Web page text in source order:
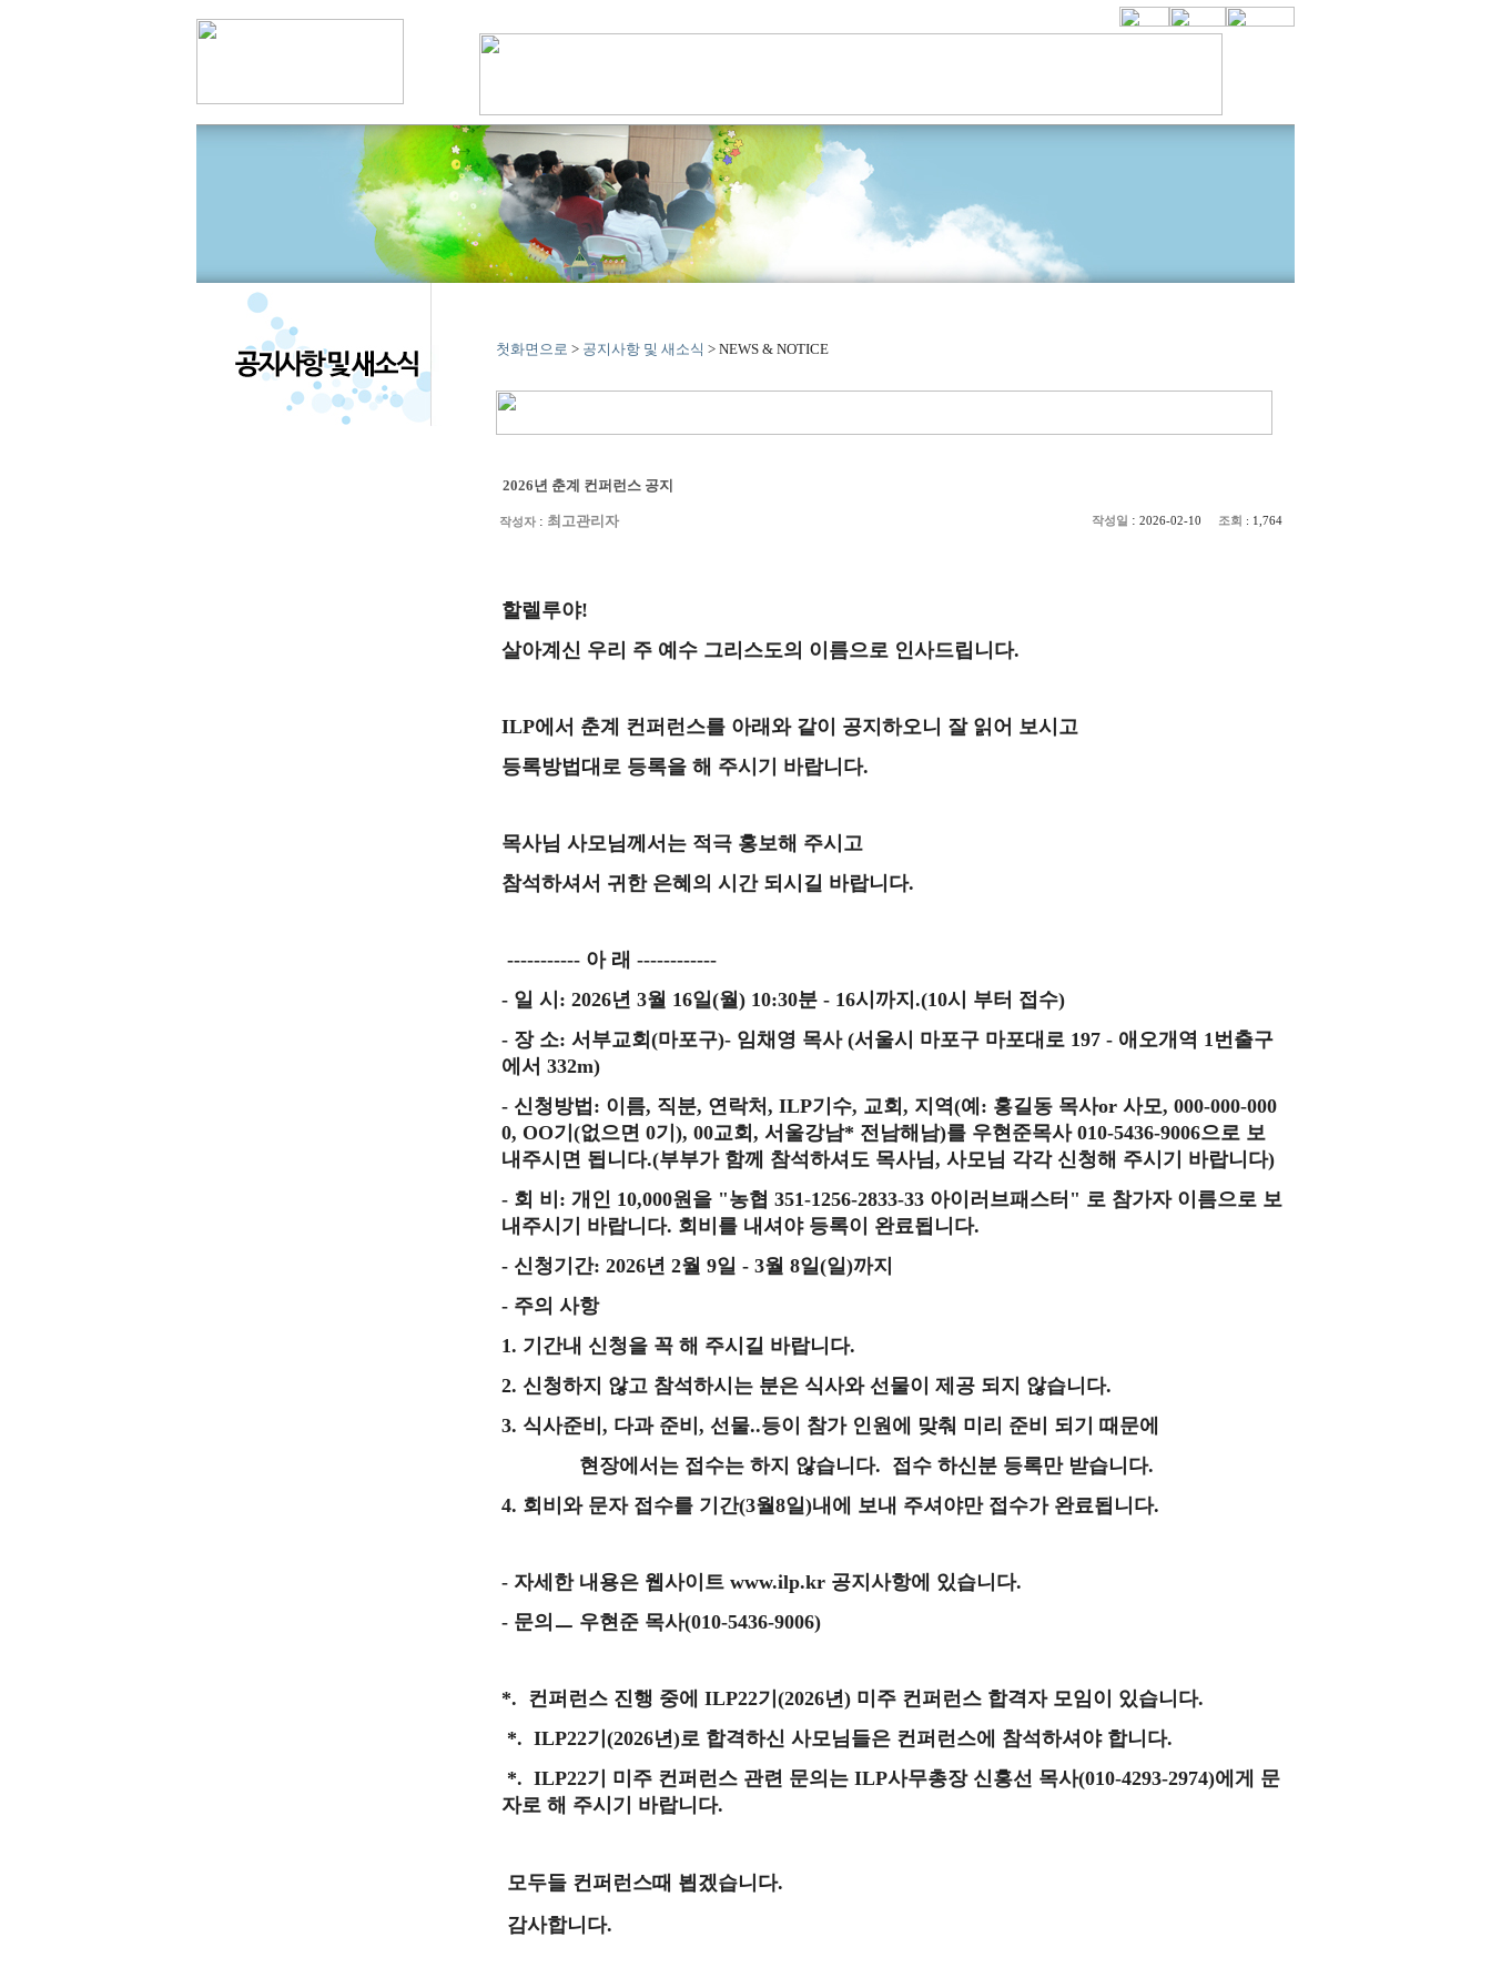
첫화면으로 > 공지사항 및 새소식 > NEWS & NOTICE
2026년 춘계 컨퍼런스 공지
작성자 : 최고관리자 작성일 : 2026-02-10 조회 : 1,764
할렐루야!
살아계신 우리 주 예수 그리스도의 이름으로 인사드립니다.
ILP에서 춘계 컨퍼런스를 아래와 같이 공지하오니 잘 읽어 보시고
등록방법대로 등록을 해 주시기 바랍니다.
목사님 사모님께서는 적극 홍보해 주시고
참석하셔서 귀한 은혜의 시간 되시길 바랍니다.
----------- 아 래 ------------
- 일 시 : 2026년 3월 16일(월) 10:30분 - 16시 까지 .(10시 부터 접수)
- 장 소: 서부교회 (마포구)- 임채영 목사 (서울시 마포구 마포대로 197 - 애오개역 1번출구
에서 332m)
- 신청방법 : 이름, 직분, 연락처 , ILP기수, 교회 , 지역 (예 : 홍길동 목사or 사모, 000-000-000
0, OO기 (없으면 0기 ), 00교회 , 서울강남* 전남해남)를 우현준목사 010-5436-9006으로 보
내주시면 됩니다.(부부가 함께 참석하셔도 목사님 , 사모님 각각 신청해 주시기 바랍니다)
- 회 비 : 개인 10,000원을 "농협 351-1256-2833-33 아이러브패스터" 로 참가자 이름으로 보
내주시기 바랍니다. 회비를 내셔야 등록이 완료됩니다.
- 신청기간: 2026년 2월 9일 - 3월 8일(일)까지
- 주의 사항
1. 기간내 신청을 꼭 해 주시길 바랍니다.
2. 신청하지 않고 참석하시는 분은 식사와 선물이 제공 되지 않습니다.
3. 식사준비 , 다과 준비 , 선물..등이 참가 인원에 맞춰 미리 준비 되기 때문에
현장에서는 접수는 하지 않습니다. 접수 하신분 등록만 받습니다.
4. 회비와 문자 접수를 기간(3월8일)내에 보내 주셔야만 접수가 완료됩니다.
- 자세한 내용은 웹사이트 www.ilp.kr 공지사항에 있습니다.
- 문의 ㅡ 우현준 목사(010-5436-9006)
*. 컨퍼런스 진행 중에 ILP22기 (2026년) 미주 컨퍼런스 합격자 모임이 있습니다.
*. ILP22기 (2026년)로 합격하신 사모님들은 컨퍼런스에 참석하셔야 합니다.
*. ILP22기 미주 컨퍼런스 관련 문의는 ILP사무총장 신홍선 목사(010-4293-2974)에게
문
자로 해 주시기 바랍니다.
모두들 컨퍼런스때 뵙겠습니다.
감사합니다.